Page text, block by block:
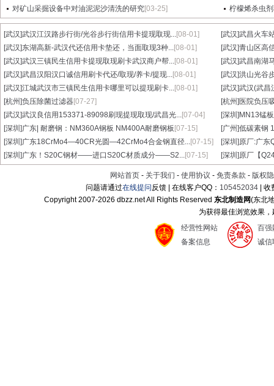
对矿山采掘设备中对油泥泥沙清洗的研究[03-25] 柠檬烯杀虫
[武汉]武汉江汉路步行街/光谷步行街信用卡提现取现...[08-01] [武汉]武昌火车
[武汉]东湖高新-武汉代还信用卡垫还，当面取现3种...[08-01] [武汉]青山区高
[武汉]武汉三镇民生信用卡提现取现刷卡武汉商户帮...[08-01] [武汉]武昌南湖
[武汉]武昌汉阳汉口诚信用刷卡代还/取现/养卡/提现...[08-01] [武汉]洪山光谷
[武汉]江城武汉市三镇民生信用卡哪里可以提现刷卡...[08-01] [武汉]武汉(武昌
[杭州]负压除菌过滤器[07-27] [杭州] 医院负压
[武汉]武汉良信用153371-89098刷现提现取现/武昌光...[07-04] [深圳] MN13锰
[深圳]广东| 耐磨钢：NM360A钢板 NM400A耐磨钢板 [07-15] [广州]低碳素钢
[深圳]广东18CrMo4—40CR光圆—42CrMo4合金钢直径...[07-15] [深圳]原厂:广东
[深圳]广东！S20C钢材——进口S20C材质成分——S2...[07-15] [深圳]原厂【
网站首页 - 关于我们 - 使用协议 - 免责条款 - 版权
问题请通过在线提问反馈 | 在线客户QQ： 105452034 |
Copyright 2007-2026 dbzz.net All Rights Reserved东北制造网(东北
为获得最佳浏览效果
经营性网站
备案信息
百强
诚信